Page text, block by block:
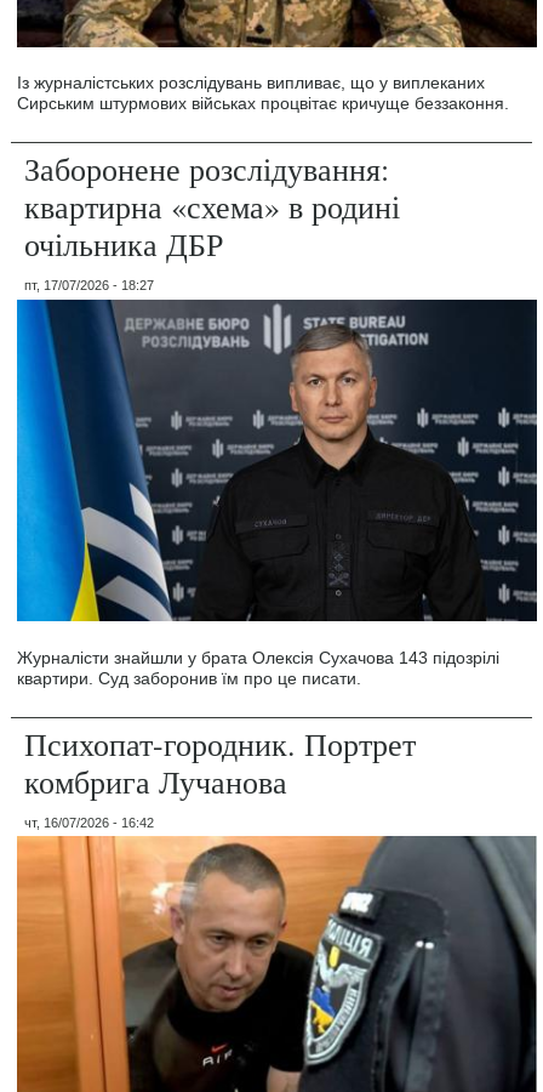
Із журналістських розслідувань випливає, що у виплеканих
Сирським штурмових військах процвітає кричуще беззаконня.
Заборонене розслідування:
квартирна «схема» в родині
очільника ДБР
пт, 17/07/2026 - 18:27
Журналісти знайшли у брата Олексія Сухачова 143 підозрілі
квартири. Суд заборонив їм про це писати.
Психопат-городник. Портрет
комбрига Лучанова
чт, 16/07/2026 - 16:42